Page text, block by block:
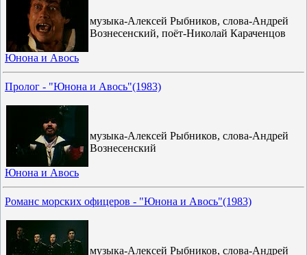
музыка-Алексей Рыбников, слова-Андрей
Вознесенский, поёт-Николай Караченцов
Юнона и Авось
Пролог - "Юнона и Авось"(1983)
музыка-Алексей Рыбников, слова-Андрей
Вознесенский
Юнона и Авось
Романс морских офицеров - "Юнона и Авось"(1983)
музыка-Алексей Рыбников, слова-Андрей